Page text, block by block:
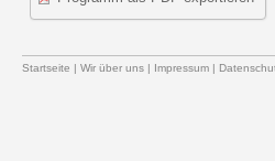
Startseite | Wir über uns | Impressum |